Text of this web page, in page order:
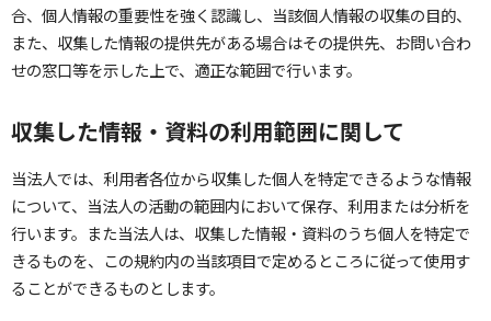
合、個人情報の重要性を強く認識し、当該個人情報の収集の目的、
また、収集した情報の提供先がある場合はその提供先、お問い合わ
せの窓口等を示した上で、適正な範囲で行います。
収集した情報・資料の利用範囲に関して
当法人では、利用者各位から収集した個人を特定できるような情報
について、当法人の活動の範囲内において保存、利用または分析を
行います。また当法人は、収集した情報・資料のうち個人を特定で
きるものを、この規約内の当該項目で定めるところに従って使用す
ることができるものとします。